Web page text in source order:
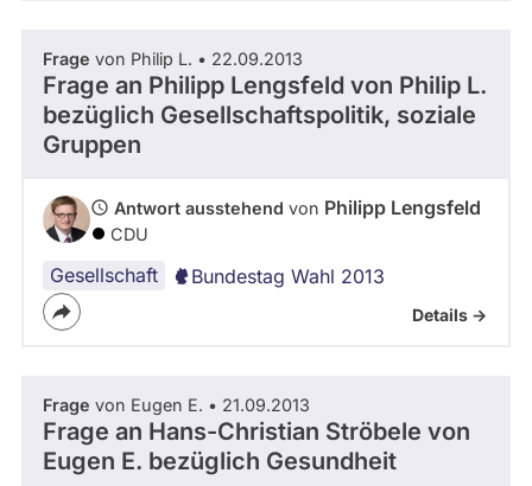
Frage von Philip L. • 22.09.2013
Frage an Philipp Lengsfeld von Philip L.
bezüglich Gesellschaftspolitik, soziale
Gruppen
Antwort ausstehend von Philipp Lengsfeld
CDU
Gesellschaft Bundestag Wahl 2013
Details ->
Frage von Eugen E. • 21.09.2013
Frage an Hans-Christian Ströbele von
Eugen E. bezüglich Gesundheit